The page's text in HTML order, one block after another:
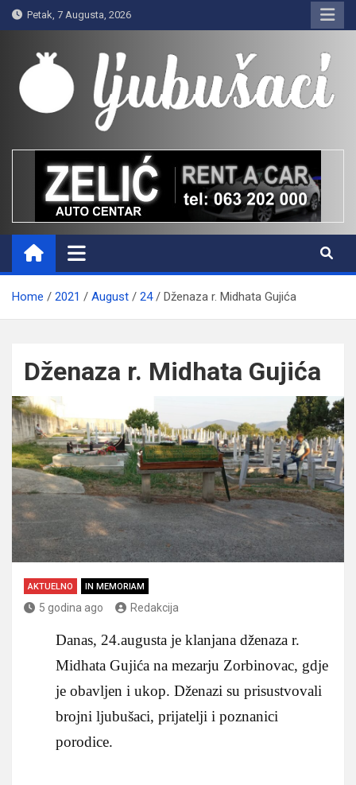
Skip
to
content
Petak, 7 Augusta, 2026
Ljubušaci
Svom voljenom gradu
Home 2021 August 24 Dženaza r. Midhata Gujića
Dženaza r. Midhata Gujića
AKTUELNO IN MEMORIAM
5 godina ago Redakcija
Danas, 24.augusta je klanjana dženaza r.
Midhata Gujića na mezarju Zorbinovac, gdje
je obavljen i ukop. Dženazi su prisustvovali
brojni ljubušaci, prijatelji i poznanici
porodice.